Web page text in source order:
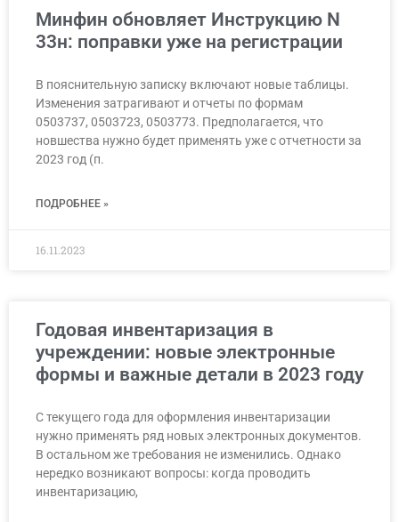
Минфин обновляет Инструкцию N
33н: поправки уже на регистрации
В пояснительную записку включают новые таблицы.
Изменения затрагивают и отчеты по формам
0503737, 0503723, 0503773. Предполагается, что
новшества нужно будет применять уже с отчетности за
2023 год (п.
ПОДРОБНЕЕ »
16.11.2023
Годовая инвентаризация в
учреждении: новые электронные
формы и важные детали в 2023 году
С текущего года для оформления инвентаризации
нужно применять ряд новых электронных документов.
В остальном же требования не изменились. Однако
нередко возникают вопросы: когда проводить
инвентаризацию,